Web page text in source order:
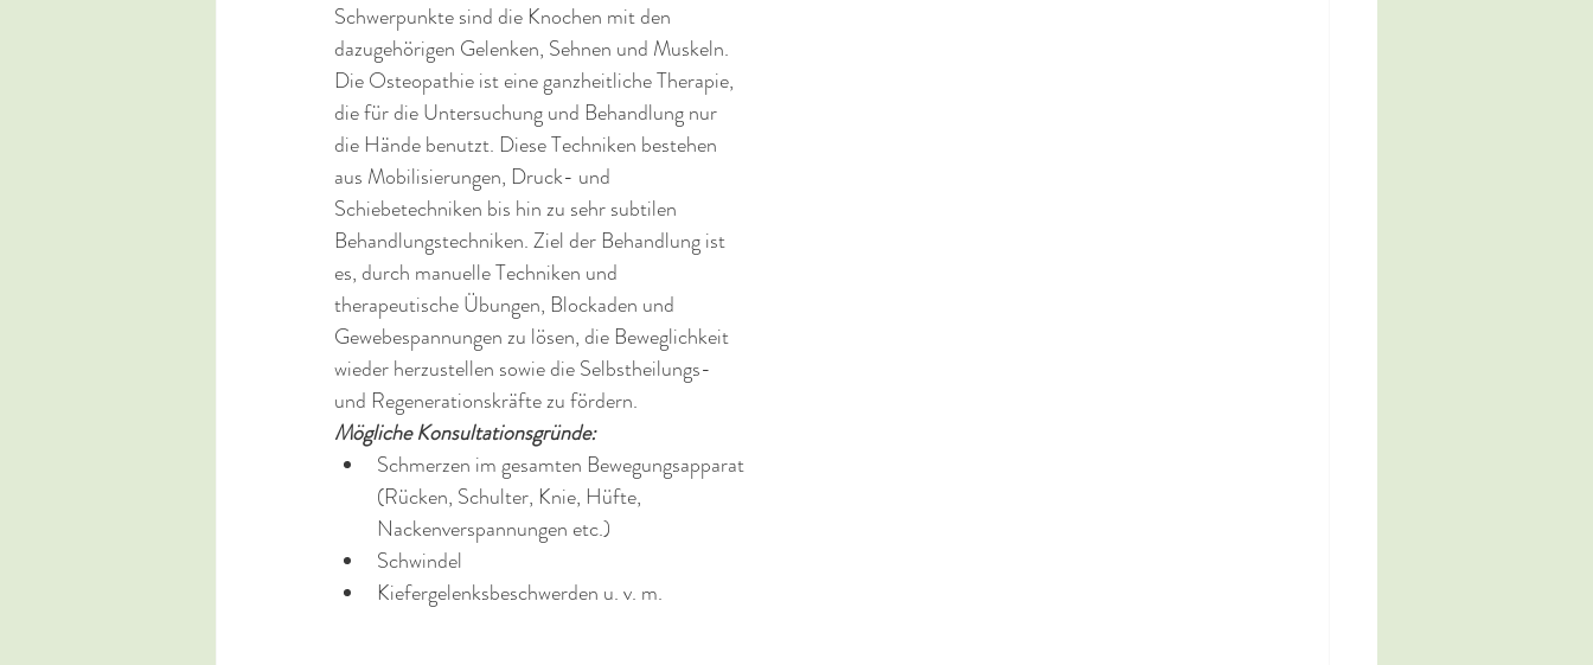
Schwerpunkte sind die Knochen mit den
dazugehörigen Gelenken, Sehnen und Muskeln.
Die Osteopathie ist eine ganzheitliche Therapie,
die für die Untersuchung und Behandlung nur
die Hände benutzt. Diese Techniken bestehen
aus Mobilisierungen, Druck- und
Schiebetechniken bis hin zu sehr subtilen
Behandlungstechniken. Ziel der Behandlung ist
es, durch manuelle Techniken und
therapeutische Übungen, Blockaden und
Gewebespannungen zu lösen, die Beweglichkeit
wieder herzustellen sowie die Selbstheilungs-
und Regenerationskräfte zu fördern.
Mögliche Konsultationsgründe:
Schmerzen im gesamten Bewegungsapparat
(Rücken, Schulter, Knie, Hüfte,
Nackenverspannungen etc.)
Schwindel
Kiefergelenksbeschwerden u. v. m.